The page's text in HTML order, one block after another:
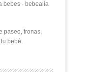
bebes - bebealia
paseo, tronas,
bebé.